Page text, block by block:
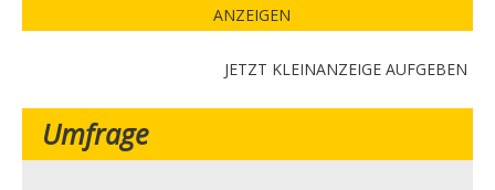
ANZEIGEN
JETZT KLEINANZEIGE AUFGEBEN
Umfrage